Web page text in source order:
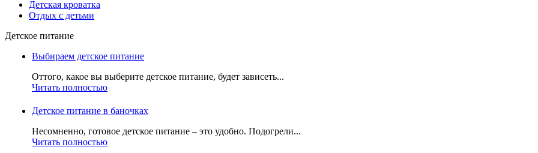
Детская кроватка
Отдых с детьми
Детское питание
Выбираем детское питание
Оттого, какое вы выберите детское питание, будет зависеть...
Читать полностью
Детское питание в баночках
Несомненно, готовое детское питание – это удобно. Подогрели...
Читать полностью